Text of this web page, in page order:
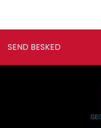
SEND BESKED